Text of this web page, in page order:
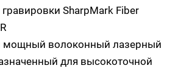
SharpMark Fiber
мощный волоконный лазерный
для высокоточной